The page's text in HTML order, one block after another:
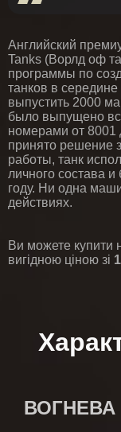
Английский
Tanks (Ворлд оф
программы по
танков в
выпустить 2000
было выпущено
номерами от
принято решение
работы, танк
личного состава
году. Ни одна
действиях.
Ви можете
вигідною ціною зі
ВОГНЕВА